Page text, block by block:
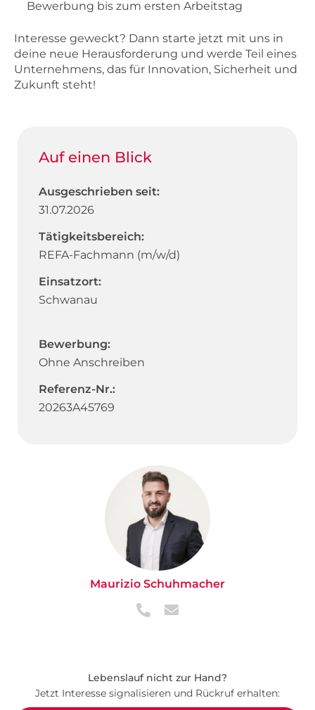
Bewerbung bis zum ersten Arbeitstag
Interesse geweckt? Dann starte jetzt mit uns in
deine neue Herausforderung und werde Teil eines
Unternehmens, das für Innovation, Sicherheit und
Zukunft steht!
Auf einen Blick
Ausgeschrieben seit:
31.07.2026
Tätigkeitsbereich:
REFA-Fachmann (m/w/d)
Einsatzort:
Schwanau
Bewerbung:
Ohne Anschreiben
Referenz-Nr.:
20263A45769
Maurizio Schuhmacher
Lebenslauf nicht zur Hand?
Jetzt Interesse signalisieren und Rückruf erhalten: